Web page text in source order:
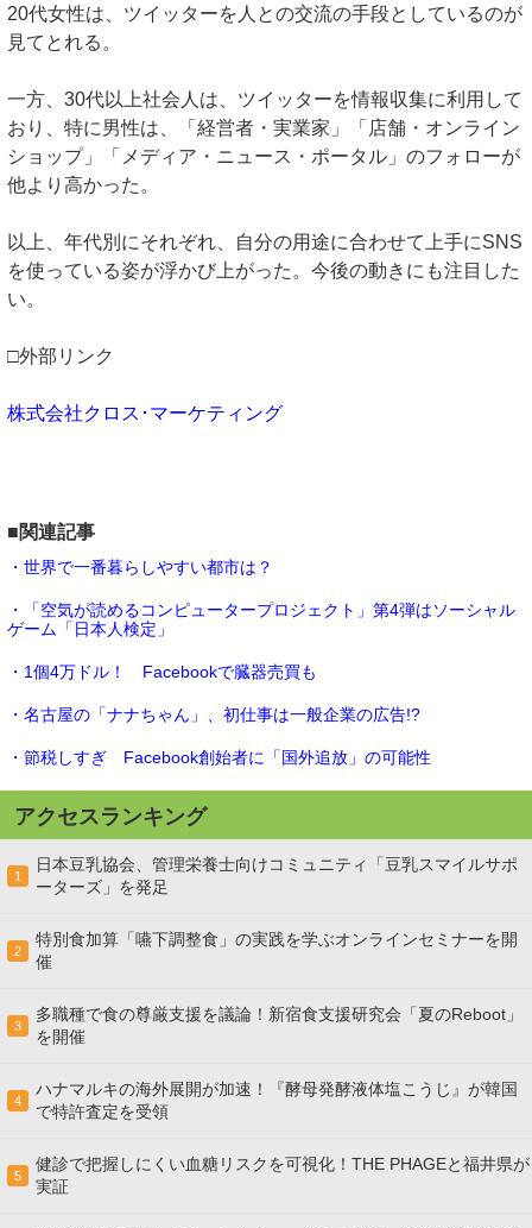
20代女性は、ツイッターを人との交流の手段としているのが
見てとれる。
一方、30代以上社会人は、ツイッターを情報収集に利用して
おり、特に男性は、「経営者・実業家」「店舗・オンライン
ショップ」「メディア・ニュース・ポータル」のフォローが
他より高かった。
以上、年代別にそれぞれ、自分の用途に合わせて上手にSNS
を使っている姿が浮かび上がった。今後の動きにも注目した
い。
□外部リンク
株式会社クロス･マーケティング
■関連記事
・世界で一番暮らしやすい都市は？
・「空気が読めるコンピュータープロジェクト」第4弾はソーシャル
ゲーム「日本人検定」
・1個4万ドル！ Facebookで臓器売買も
・名古屋の「ナナちゃん」、初仕事は一般企業の広告!?
・節税しすぎ Facebook創始者に「国外追放」の可能性
アクセスランキング
1
日本豆乳協会、管理栄養士向けコミュニティ「豆乳スマイルサポ
ーターズ」を発足
2
特別食加算「嚥下調整食」の実践を学ぶオンラインセミナーを開
催
3
多職種で食の尊厳支援を議論！新宿食支援研究会「夏のReboot」
を開催
4
ハナマルキの海外展開が加速！『酵母発酵液体塩こうじ』が韓国
で特許査定を受領
5
健診で把握しにくい血糖リスクを可視化！THE PHAGEと福井県が
実証